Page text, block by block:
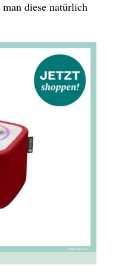
diese natürlich